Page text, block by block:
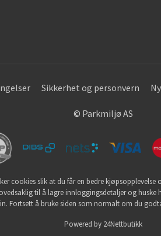
Sikkerhet og personvern
© Parkmiljø AS
cookies slik at du får en bedre kjøpsopplevelse
til å lagre innloggingsdetaljer og huske
Fortsett å bruke siden som normalt om du
Powered by 24Nettbutikk